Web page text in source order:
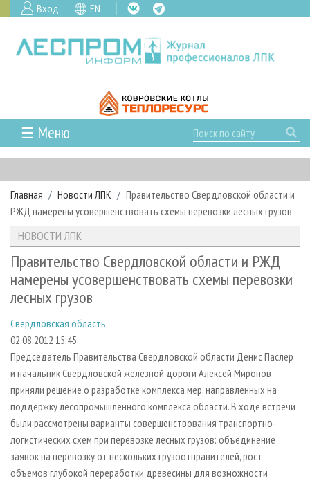
Вход EN
☰ Меню
ГЛАВНАЯ
РУБРИКИ И ТЕМЫ
РУБРИКИ ЖУРНАЛА
ЛЕСОЗАГОТОВКА
ЛЕСОПИЛЕНИЕ
ДЕРЕВООБРАБОТКА
СУШКА ДРЕВЕСИНЫ
ПРОИЗВОДСТВО ДРЕВЕСНЫХ ПЛИТ
ДЕРЕВЯННОЕ ДОМОСТРОЕНИЕ
ПРОИЗВОДСТВО МЕБЕЛИ
БИОЭНЕРГЕТИКА
ЦБП
ИНСТРУМЕНТ И МАТЕРИАЛЫ
НОВОСТИ
НОВОСТИ ЛПК
НОВОСТИ ЖУРНАЛА
НОВОСТИ КОМПАНИЙ
ПРОЕКТЫ ЛПИ
АНАЛИТИКА
ПРЕДПРИЯТИЯ ЛПК
ЛЕСНЫЕ РЕГИОНЫ РОССИИ
ПЕРСОНЫ
МОБИЛЬНЫЕ ВЫСТАВКИ
ОФИЦИАЛЬНЫЕ ДЕЛЕГАЦИИ
ПРИОРИТЕТНЫЕ ИНВЕСТПРОЕКТЫ
RUSSIAN FORESTRY REVIEW
ГАЗЕТА ЛЕСПРОМФОРУМ
БИБЛИОТЕКА СПЕЦИАЛИСТА
АРХИВ ЖУРНАЛОВ
СТАТЬИ
О ЖУРНАЛЕ
ПОДПИСКА
КОНТАКТЫ
РЕКЛАМОДАТЕЛЯМ
РЕКЛАМА
РЕКЛАМА НА САЙТЕ
Главная Новости ЛПК
Правительство Свердловской области и
РЖД намерены усовершенствовать схемы перевозки лесных грузов
НОВОСТИ ЛПК
Правительство Свердловской области и РЖД
намерены усовершенствовать схемы перевозки
лесных грузов
Свердловская область
02.08.2012 15:45
Председатель Правительства Свердловской области Денис Паслер
и начальник Свердловской железной дороги Алексей Миронов
приняли решение о разработке комплекса мер, направленных на
поддержку лесопромышленного комплекса области. В ходе встречи
были рассмотрены варианты совершенствования транспортно-
логистических схем при перевозке лесных грузов: объединение
заявок на перевозку от нескольких грузоотправителей, рост
объемов глубокой переработки древесины для возможности